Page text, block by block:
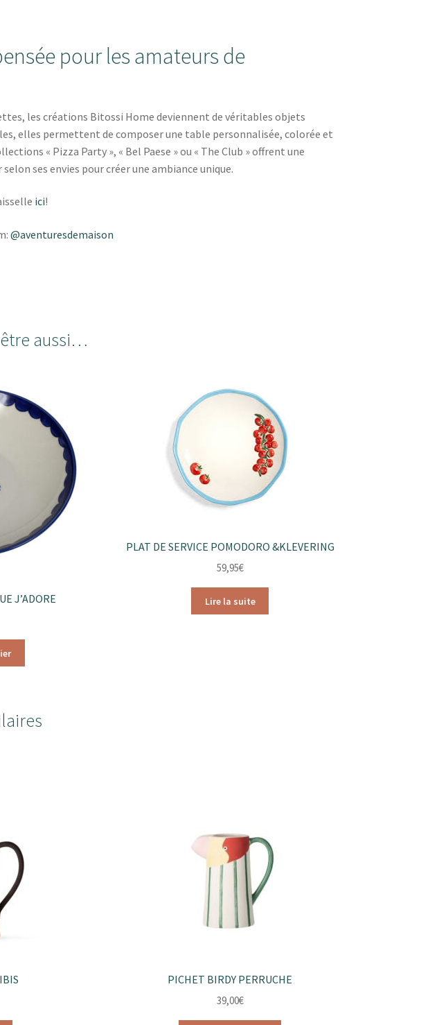
pour les amateurs de
les créations Bitossi Home deviennent de véritables objets
elles permettent de composer une table personnalisée, colorée et
« Pizza Party », « Bel Paese » ou « The Club » offrent une
ses envies pour créer une ambiance unique.
ici!
@aventuresdemaison
aussi…
J’ADORE
PLAT DE SERVICE POMODORO &KLEVERING
59,95€
Lire la suite
PICHET BIRDY PERRUCHE
39,00€